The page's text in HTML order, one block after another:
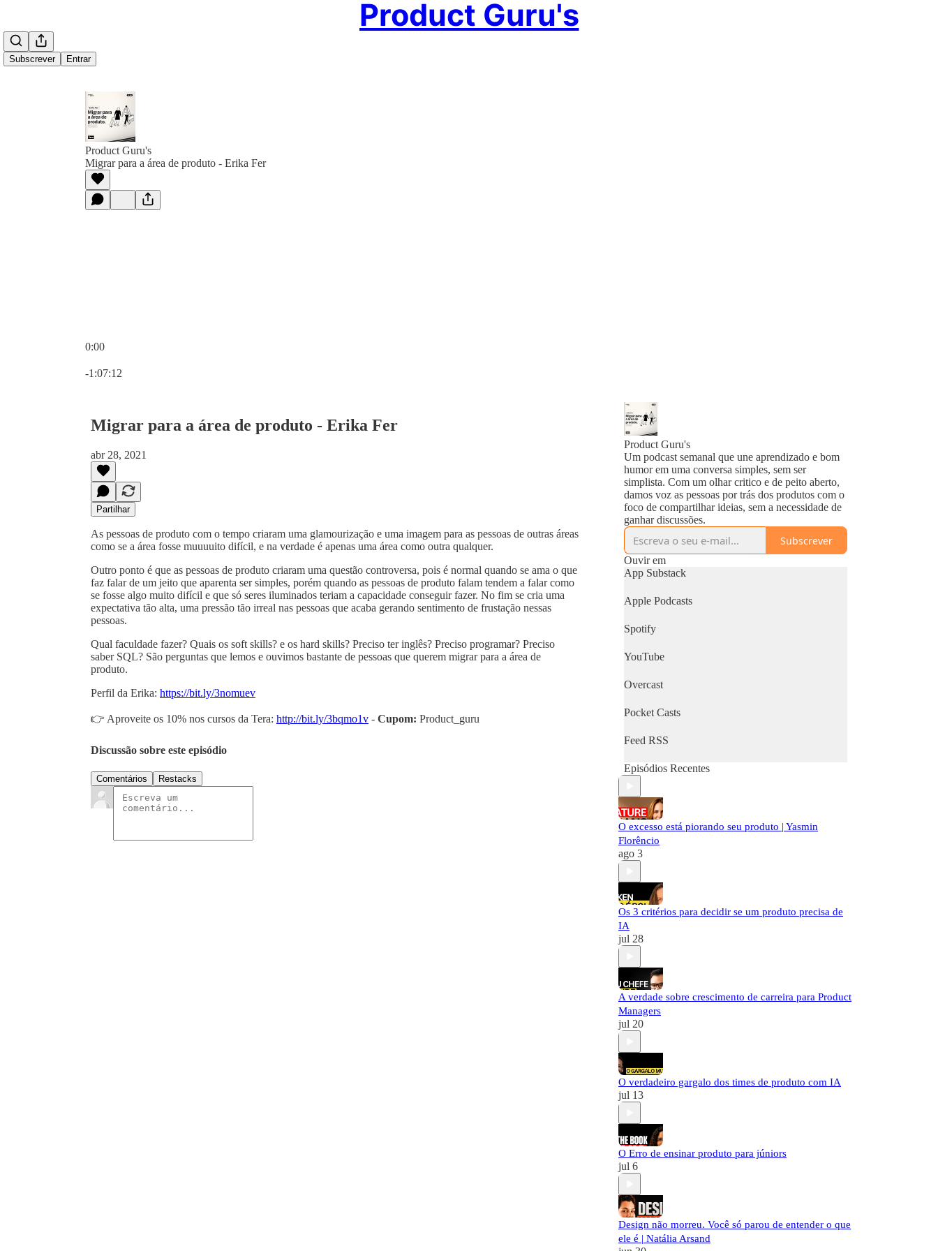
Product Guru's
Subscrever Entrar
Product Guru's
Migrar para a área de produto - Erika Fer
0:00
-1:07:12
Migrar para a área de produto - Erika Fer
abr 28, 2021
Partilhar
As pessoas de produto com o tempo criaram uma glamourização e uma imagem para as pessoas de outras áreas
como se a área fosse muuuuito difícil, e na verdade é apenas uma área como outra qualquer.
Outro ponto é que as pessoas de produto criaram uma questão controversa, pois é normal quando se ama o que
faz falar de um jeito que aparenta ser simples, porém quando as pessoas de produto falam tendem a falar como
se fosse algo muito difícil e que só seres iluminados teriam a capacidade conseguir fazer. No fim se cria uma
expectativa tão alta, uma pressão tão irreal nas pessoas que acaba gerando sentimento de frustação nessas
pessoas.
Qual faculdade fazer? Quais os soft skills? e os hard skills? Preciso ter inglês? Preciso programar? Preciso
saber SQL? São perguntas que lemos e ouvimos bastante de pessoas que querem migrar para a área de
produto.
Perfil da Erika: https://bit.ly/3nomuev
👉 Aproveite os 10% nos cursos da Tera: http://bit.ly/3bqmo1v - Cupom: Product_guru
Discussão sobre este episódio
Comentários Restacks
Product Guru's
Um podcast semanal que une aprendizado e bom
humor em uma conversa simples, sem ser
simplista. Com um olhar critico e de peito aberto,
damos voz as pessoas por trás dos produtos com o
foco de compartilhar ideias, sem a necessidade de
ganhar discussões.
Subscrever
Ouvir em
App Substack
Apple Podcasts
Spotify
YouTube
Overcast
Pocket Casts
Feed RSS
Episódios Recentes
O excesso está piorando seu produto | Yasmin
Florêncio
ago 3
Os 3 critérios para decidir se um produto precisa de
IA
jul 28
A verdade sobre crescimento de carreira para Product
Managers
jul 20
O verdadeiro gargalo dos times de produto com IA
jul 13
O Erro de ensinar produto para júniors
jul 6
Design não morreu. Você só parou de entender o que
ele é | Natália Arsand